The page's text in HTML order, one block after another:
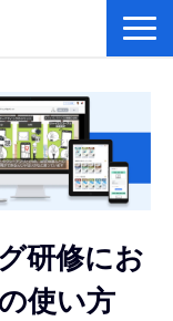
集
研修にお
使い方